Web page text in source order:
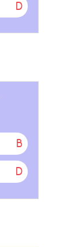
D
B
D